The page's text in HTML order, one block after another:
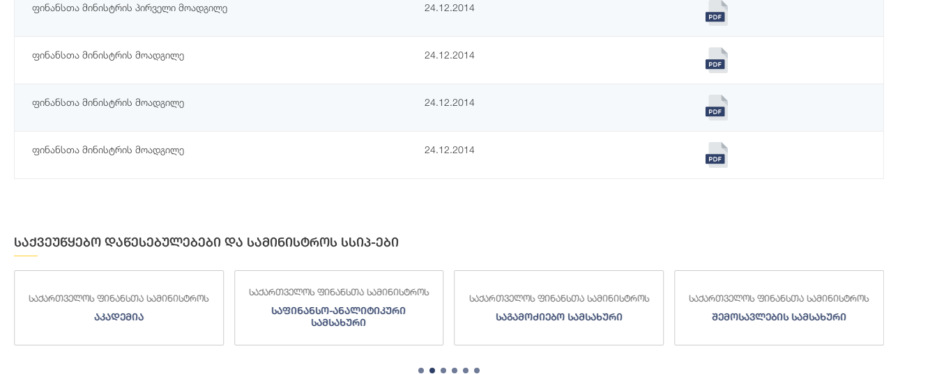
ფინანსთა მინისტრის პირველი მოადგილე 24.12.2014
ფინანსთა მინისტრის მოადგილე 24.12.2014
ფინანსთა მინისტრის მოადგილე 24.12.2014
ფინანსთა მინისტრის მოადგილე 24.12.2014
საქვეუწყებო დაწესებულებები და სამინისტროს სსიპ-ები
საფინანსო-ანალიტიკური
სამსახური
საქართველოს ფინანსთა სამინისტროს
საგამოძიებო სამსახური
საქართველოს ფინანსთა სამინისტროს
შემოსავლების სამსახური
საქართველოს ფინანსთა სამინისტროს
სახელმწიფო ხაზინა